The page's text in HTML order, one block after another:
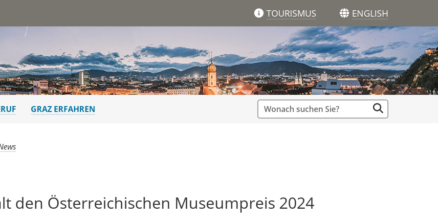
TOURISMUS ENGLISH
GRAZ ERFAHREN
den Österreichischen Museumpreis 2024